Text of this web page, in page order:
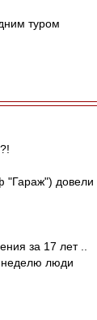
туром
"Гараж") довели
за 17 лет ..
неделю люди